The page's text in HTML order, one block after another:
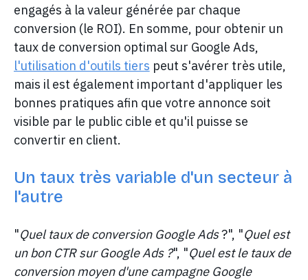
engagés à la valeur générée par chaque
conversion (le ROI). En somme, pour obtenir un
taux de conversion optimal sur Google Ads,
l'utilisation d'outils tiers peut s'avérer très utile,
mais il est également important d'appliquer les
bonnes pratiques afin que votre annonce soit
visible par le public cible et qu'il puisse se
convertir en client.
Un taux très variable d'un secteur à
l'autre
"Quel taux de conversion Google Ads?", "Quel est
un bon CTR sur Google Ads ?", "Quel est le taux de
conversion moyen d'une campagne Google